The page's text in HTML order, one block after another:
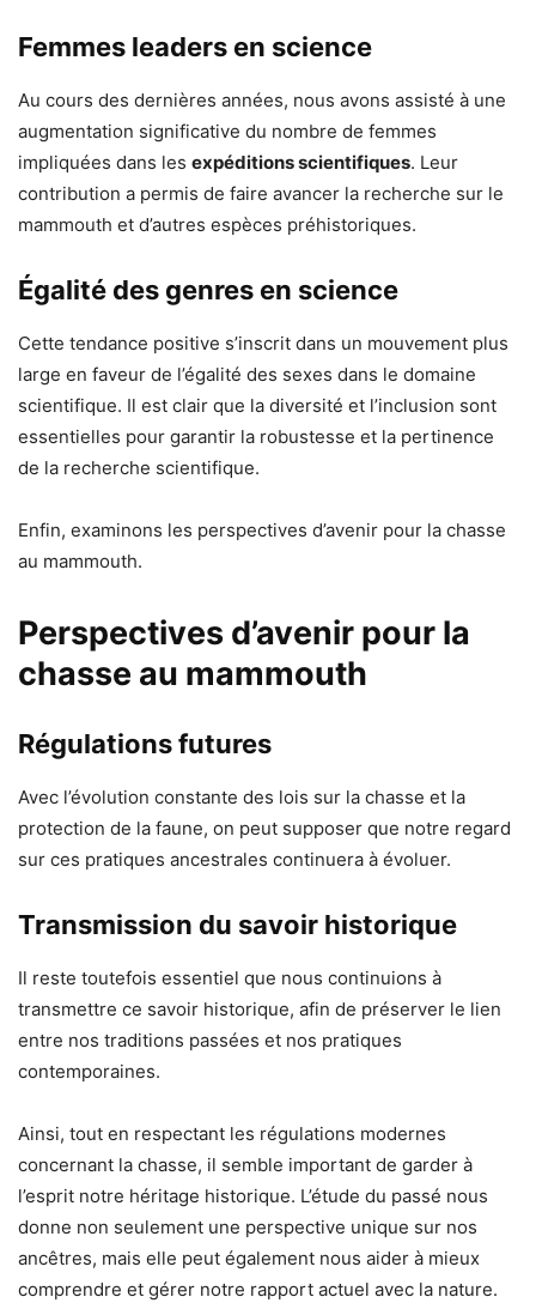
Femmes leaders en science
Au cours des dernières années, nous avons assisté à une
augmentation significative du nombre de femmes
impliquées dans les expéditions scientifiques. Leur
contribution a permis de faire avancer la recherche sur le
mammouth et d’autres espèces préhistoriques.
Égalité des genres en science
Cette tendance positive s’inscrit dans un mouvement plus
large en faveur de l’égalité des sexes dans le domaine
scientifique. Il est clair que la diversité et l’inclusion sont
essentielles pour garantir la robustesse et la pertinence
de la recherche scientifique.
Enfin, examinons les perspectives d’avenir pour la chasse
au mammouth.
Perspectives d’avenir pour la
chasse au mammouth
Régulations futures
Avec l’évolution constante des lois sur la chasse et la
protection de la faune, on peut supposer que notre regard
sur ces pratiques ancestrales continuera à évoluer.
Transmission du savoir historique
Il reste toutefois essentiel que nous continuions à
transmettre ce savoir historique, afin de préserver le lien
entre nos traditions passées et nos pratiques
contemporaines.
Ainsi, tout en respectant les régulations modernes
concernant la chasse, il semble important de garder à
l’esprit notre héritage historique. L’étude du passé nous
donne non seulement une perspective unique sur nos
ancêtres, mais elle peut également nous aider à mieux
comprendre et gérer notre rapport actuel avec la nature.